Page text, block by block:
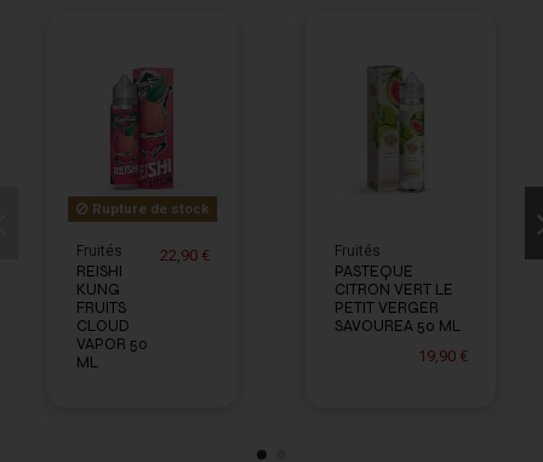
Rupture de stock
Fruités
REISHI
KUNG
FRUITS
CLOUD
VAPOR 50
ML
22,90 € Fruités
PASTEQUE
CITRON VERT LE
PETIT VERGER
SAVOUREA 50 ML
19,90 €